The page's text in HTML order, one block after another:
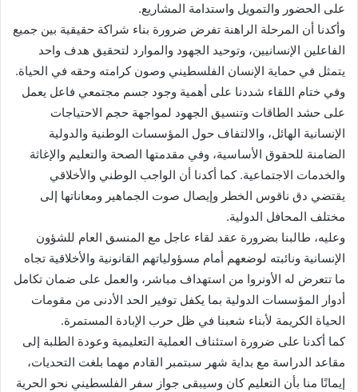
على الحضور والتمويل واستدامة المشاريع.
وأكدنا أن المرحلة الراهنة تفرض ضرورة بناء شراكة حقيقية بين جميع
الفاعلين الإنسانيين، وتوحيد الجهود والموارد لتحقيق هدف واحد
يتمثل في حماية الإنسان الفلسطيني وصون كرامته وحقه في الحياة.
وفي ختام اللقاء شددنا على أهمية وجود جسم مجتمعي فاعل يعمل
على حشد الطاقات وتنسيق الجهود لمواجهة حجم الاحتياجات
الإنسانية الهائل، والالتفاف حول المؤسسات الوطنية والدولية
الضامنة للحقوق الأساسية، وفي مقدمتها الصحة والتعليم والإغاثة
والخدمات الاجتماعية. كما أكدنا أن الواجب الوطني والأخلاقي
يقتضي دق ناقوس الخطر وإيصال صوت الجماهير ومعاناتها إلى
مختلف المحافل الدولية.
وعليه، طالبنا بضرورة عقد لقاء عاجل مع المنسق العام للشؤون
الإنسانية ونائبته لوضعهم أمام مسؤولياتهم القانونية والأخلاقية تجاه
ما تتعرض له الأونروا من استهداف مباشر، والعمل على ضمان تكامل
أدوار المؤسسات الدولية بما يكفل توفير الحد الأدنى من مقومات
الحياة الكريمة لأبناء شعبنا في ظل حرب الإبادة المستمرة.
كما أكدنا على ضرورة استئناف العملية التعليمية وعودة الطلبة إلى
مقاعد الدراسة مع بداية شهر سبتمبر القادم مهما بلغت التحديات،
إيمانًا منا بأن التعليم كان وسيبقى جواز سفر الفلسطيني نحو الحرية